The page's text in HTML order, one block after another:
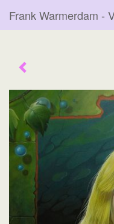
Frank Warmerdam -